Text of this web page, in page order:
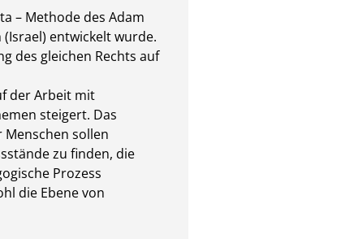
– Methode des Adam
entwickelt wurde.
des gleichen Rechts auf
der Arbeit mit
steigert. Das
Menschen sollen
zu finden, die
Prozess
die Ebene von